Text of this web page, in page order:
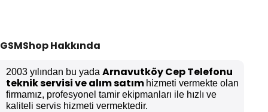
GSMShop Hakkında
2003 yılından bu yada Arnavutköy Cep Telefonu
teknik servisi ve alım satım hizmeti vermekte olan
firmamız, profesyonel tamir ekipmanları ile hızlı ve
kaliteli servis hizmeti vermektedir.